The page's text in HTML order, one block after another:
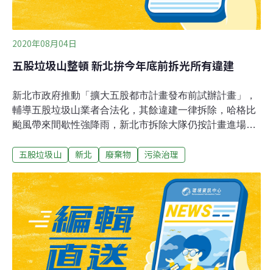
2020年08月04日
五股垃圾山整頓 新北拚今年底前拆光所有違建
新北市政府推動「擴大五股都市計畫發布前試辦計畫」，
輔導五股垃圾山業者合法化，其餘違建一律拆除，哈格比
颱風帶來間歇性強降雨，新北市拆除大隊仍按計畫進場進
五股垃圾山最後131家違建。新北市拆除大隊副隊長陳敬
未通過業者在7月31日前完成搬遷、地上物拆除，以及恢
復原土地合法使用，而7月底限期已過，因此即日起執行
第4階段強制拆除作業。市府城鄉局綜合規畫科長陳柏君
說，五股垃圾山合法化申請已於7月底截止補件，全區677
家業者中，共165家送件，其餘512家陸續搬遷、自行拆
除、由市府於第1至3階段執行拆除，目前剩131家違建。
五股垃圾山 新北 廢棄物 污染治理